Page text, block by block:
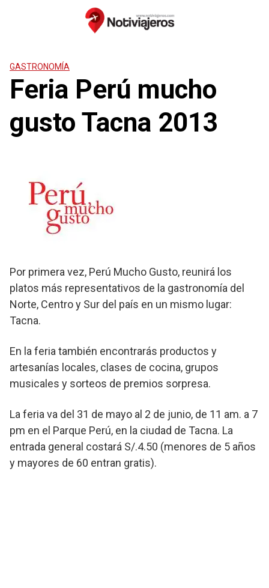
GASTRONOMÍA
Feria Perú mucho
gusto Tacna 2013
Por primera vez, Perú Mucho Gusto, reunirá los
platos más representativos de la gastronomía del
Norte, Centro y Sur del país en un mismo lugar:
Tacna.
En la feria también encontrarás productos y
artesanías locales, clases de cocina, grupos
musicales y sorteos de premios sorpresa.
La feria va del 31 de mayo al 2 de junio, de 11 am. a 7
pm en el Parque Perú, en la ciudad de Tacna. La
entrada general costará S/.4.50 (menores de 5 años
y mayores de 60 entran gratis).